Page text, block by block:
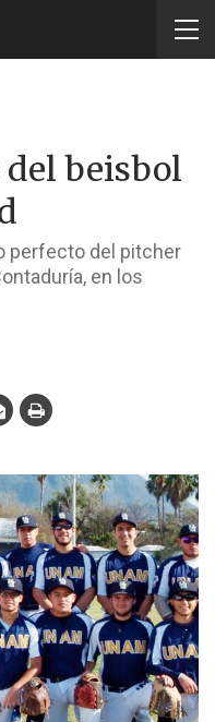
del beisbol
perfecto del pitcher
en los